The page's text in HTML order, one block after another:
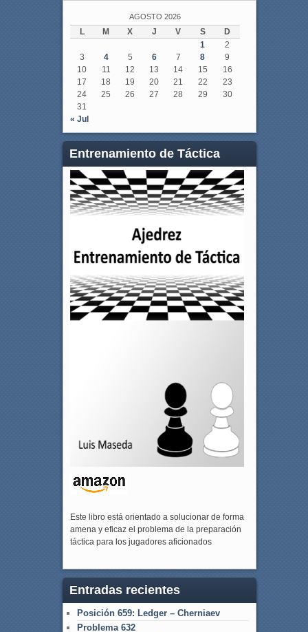
AGOSTO 2026
L M X J V S
D
1
2
3
4 5 6 7 8
9
10
11 12 13 14 15
16
17
18 19 20 21 22
23
24
25 26 27 28 29
30
31
« Jul
Entrenamiento de Táctica
Este libro está orientado a solucionar de forma
amena y eficaz el problema de la preparación
táctica para los jugadores aficionados
Entradas recientes
Posición 659: Ledger – Cherniaev
Problema 632